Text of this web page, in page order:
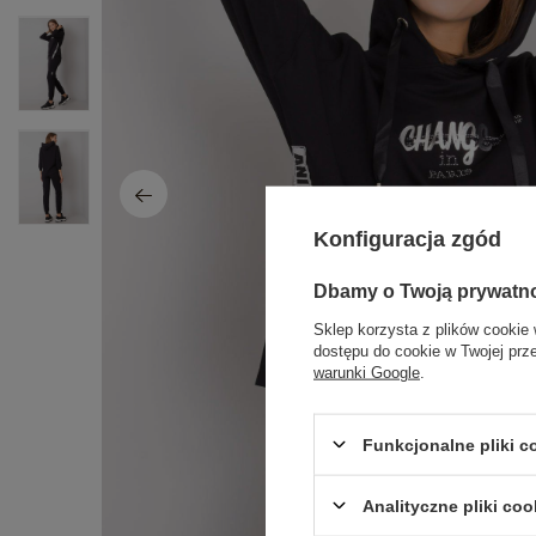
Konfiguracja zgód
Dbamy o Twoją
Sklep korzysta z plików cookie
dostępu do cookie w Twojej
warunki Google
Funkcjonalne pliki
Analityczne pliki